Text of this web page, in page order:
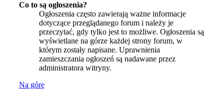
Co to są ogłoszenia?
Ogłoszenia często zawierają ważne informacje
dotyczące przeglądanego forum i należy je
przeczytać, gdy tylko jest to możliwe. Ogłoszenia są
wyświetlane na górze każdej strony forum, w
którym zostały napisane. Uprawnienia
zamieszczania ogłoszeń są nadawane przez
administratora witryny.
Na górę